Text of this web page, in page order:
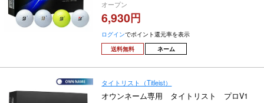
オープン
6,930
ログインでポイント還元率を表示
送料無料
ネーム
タイトリスト（Titleist）
オウンネーム専用 タイトリスト プロV1